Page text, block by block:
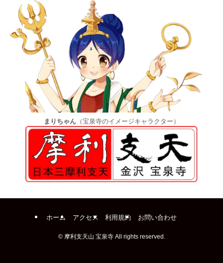
まりちゃん（宝泉寺のイメージキャラクター）
ホーム アクセス 利用規約 お問い合わせ
©摩利支天山 宝泉寺 All rights reserved.